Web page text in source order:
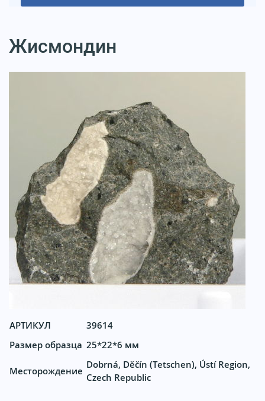
Жисмондин
АРТИКУЛ
39614
Размер образца 25*22*6 мм
Месторождение
Dobrná, Děčín (Tetschen), Ústí Region,
Czech Republic